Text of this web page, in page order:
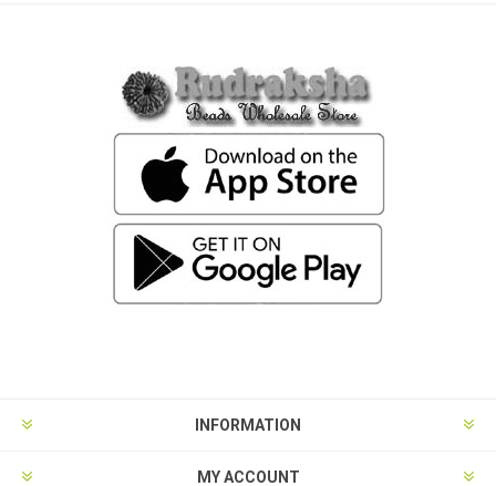
INFORMATION
MY ACCOUNT